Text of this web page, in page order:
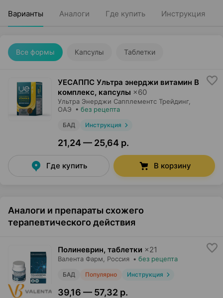
Варианты Аналоги Где купить Инструкция
Все формы Капсулы Таблетки
УЕСАППС Ультра энерджи витамин В
комплекс, капсулы ×60
Ультра Энерджи Сапплементс Трейдинг,
ОАЭ • без рецепта
БАД Инструкция
21,24 — 25,64 р.
Где купить В корзину
Аналоги и препараты схожего
терапевтического действия
Полиневрин, таблетки ×21
Валента Фарм , Россия • без рецепта
БАД Популярно Инструкция
39,16 — 57,32 р.